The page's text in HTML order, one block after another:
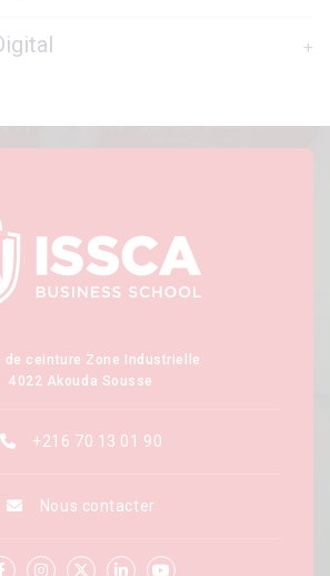
de ceinture Zone Industrielle
4022 Akouda Sousse
+216 70 13 01 90
Nous contacter